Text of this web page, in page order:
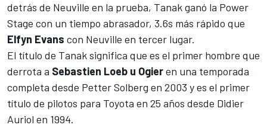
detrás de Neuville en la prueba, Tanak ganó la Power
Stage con un tiempo abrasador, 3.6s más rápido que
Elfyn Evans con Neuville en tercer lugar.
El título de Tanak significa que es el primer hombre que
derrota a Sebastien Loeb u Ogieren una temporada
completa desde Petter Solberg en 2003 y es el primer
título de pilotos para Toyota en 25 años desde Didier
Auriol en 1994.